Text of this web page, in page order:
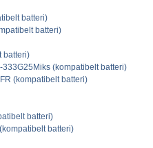
batteri)
batteri)
batteri)
(kompatibelt batteri)
(kompatibelt batteri)
batteri)
batteri)